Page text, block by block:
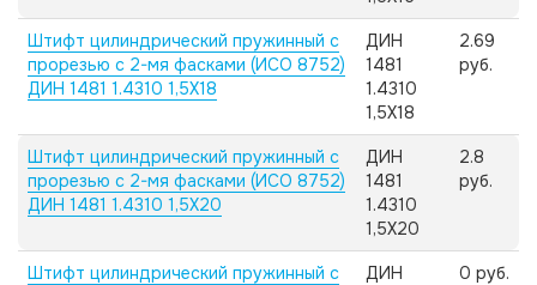
Штифт цилиндрический пружинный с
прорезью с 2-мя фасками (ИСО 8752)
ДИН 1481 1.4310 1,5X18
ДИН
1481
1.4310
1,5X18
2.69
руб.
Штифт цилиндрический пружинный с
прорезью с 2-мя фасками (ИСО 8752)
ДИН 1481 1.4310 1,5X20
ДИН
1481
1.4310
1,5X20
2.8
руб.
Штифт цилиндрический пружинный с
ДИН
0 руб.